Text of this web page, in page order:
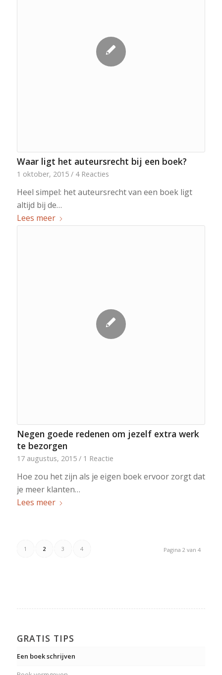
Waar ligt het auteursrecht bij een boek?
1 oktober, 2015 / 4 Reacties
Heel simpel: het auteursrecht van een boek ligt
altijd bij de…
Lees meer
Negen goede redenen om jezelf extra werk
te bezorgen
17 augustus, 2015 / 1 Reactie
Hoe zou het zijn als je eigen boek ervoor zorgt dat
je meer klanten…
Lees meer
Pagina 2 van 4
1 2 3 4
GRATIS TIPS
Een boek schrijven